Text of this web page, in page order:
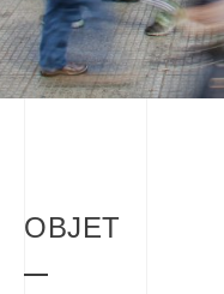
OBJET